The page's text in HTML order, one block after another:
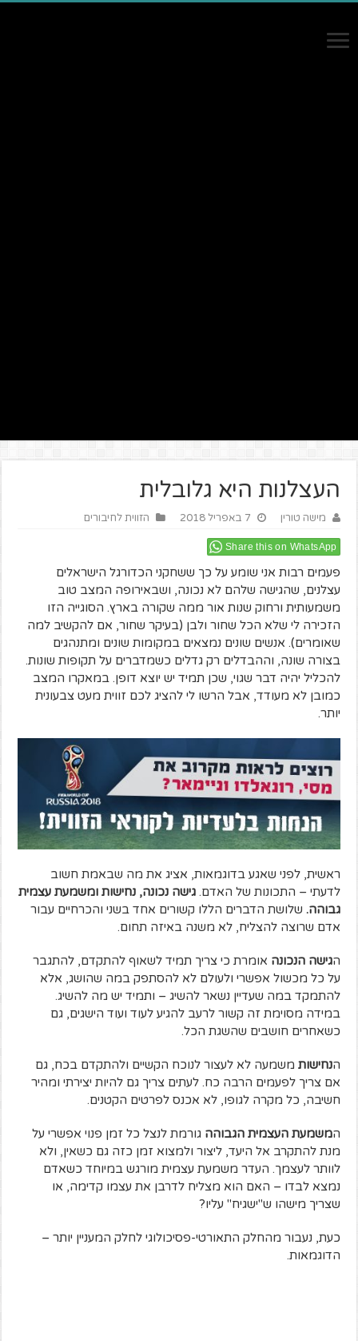
העצלנות היא גלובלית
מישה טורין 7 באפריל 2018 הזווית לחיבורים
Share this on WhatsApp
פעמים רבות אני שומע על כך ששחקני הכדורגל הישראלים
עצלנים, שהגישה שלהם לא נכונה, ושבאירופה המצב טוב
משמעותית ורחוק שנות אור ממה שקורה בארץ. הסוגייה הזו
הזכירה לי שלא הכל שחור ולבן (בעיקר שחור, אם להקשיב למה
שאומרים). אנשים שונים נמצאים במקומות שונים ומתנהגים
בצורה שונה, וההבדלים רק גדלים כשמדברים על תקופות שונות.
להכליל יהיה דבר שגוי, שכן תמיד יש יוצא דופן. במאקרו המצב
כמובן לא מעודד, אבל הרשו לי להציג לכם זווית מעט צבעונית
יותר.
ראשית, לפני שאגע בדוגמאות, אציג את מה שבאמת חשוב
לדעתי – התכונות של האדם.גישה נכונה, נחישות ומשמעת עצמית
גבוהה. שלושת הדברים הללו קשורים אחד בשני והכרחיים עבור
אדם שרוצה להצליח, לא משנה באיזה תחום.
הגישה הנכונה אומרת כי צריך תמיד לשאוף להתקדם, להתגבר
על כל מכשול אפשרי ולעולם לא להסתפק במה שהושג, אלא
להתמקד במה שעדיין נשאר להשיג – ותמיד יש מה להשיג.
במידה מסוימת זה קשור לרעב להגיע לעוד ועוד הישגים, גם
כשאחרים חושבים שהשגת הכל.
הנחישות משמעה לא לעצור לנוכח הקשיים ולהתקדם בכח, גם
אם צריך לפעמים הרבה כח. לעתים צריך גם להיות יצירתי ומהיר
חשיבה, כל מקרה לגופו, לא אכנס לפרטים הקטנים.
המשמעת העצמית הגבוהה גורמת לנצל כל זמן פנוי אפשרי על
מנת להתקרב אל היעד, ליצור ולמצוא זמן כזה גם כשאין, ולא
לוותר לעצמך. העדר משמעת עצמית מורגש במיוחד כשאדם
נמצא לבדו – האם הוא מצליח לדרבן את עצמו קדימה, או
שצריך מישהו ש"ישגיח" עליו?
כעת, נעבור מהחלק התאורטי-פסיכולוגי לחלק המעניין יותר –
הדוגמאות.